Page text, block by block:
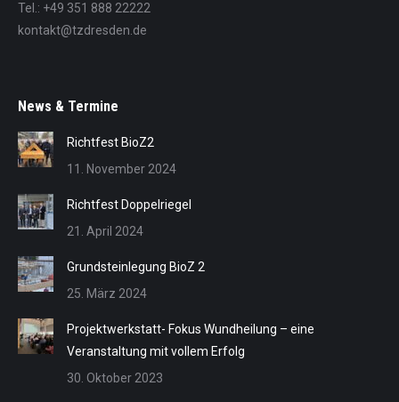
Tel.: +49 351 888 22222
kontakt@tzdresden.de
News & Termine
Richtfest BioZ2
11. November 2024
Richtfest Doppelriegel
21. April 2024
Grundsteinlegung BioZ 2
25. März 2024
Projektwerkstatt- Fokus Wundheilung – eine
Veranstaltung mit vollem Erfolg
30. Oktober 2023